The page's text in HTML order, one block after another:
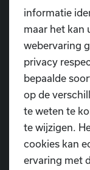
Bedankt om
maken!
Bestel nu
pannenkoeken
Bestel hier
informatie
maar het kan
webervaring
privacy
bepaalde
op de
te weten te
te wijzigen.
cookies kan
ervaring met